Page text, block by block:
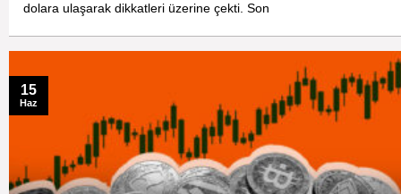
dolara ulaşarak dikkatleri üzerine çekti. Son
15
Haz